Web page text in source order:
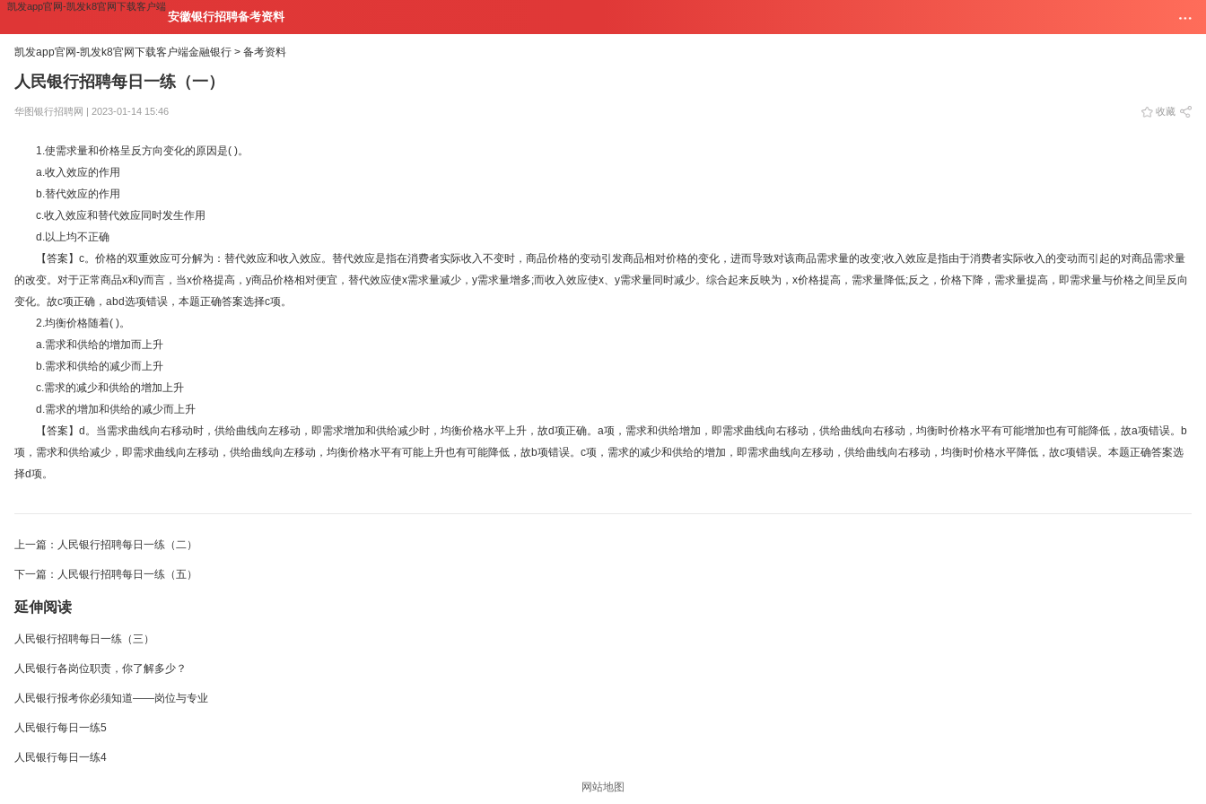
凯发app官网-凯发k8官网下载客户端
安徽银行招聘备考资料
凯发app官网-凯发k8官网下载客户端金融银行 > 备考资料
人民银行招聘每日一练（一）
华图银行招聘网 | 2023-01-14 15:46 收藏
1.使需求量和价格呈反方向变化的原因是( )。
a.收入效应的作用
b.替代效应的作用
c.收入效应和替代效应同时发生作用
d.以上均不正确
【答案】c。价格的双重效应可分解为：替代效应和收入效应。替代效应是指在消费者实际收入不变时，商品价格的变动引发商品相对价格的变化，进而导致对该商品需求量的改变;收入效应是指由于消费者实际收入的变动而引起的对商品需求量
的改变。对于正常商品x和y而言，当x价格提高，y商品价格相对便宜，替代效应使x需求量减少，y需求量增多;而收入效应使x、y需求量同时减少。综合起来反映为，x价格提高，需求量降低;反之，价格下降，需求量提高，即需求量与价格之间呈反向
变化。故c项正确，abd选项错误，本题正确答案选择c项。
2.均衡价格随着( )。
a.需求和供给的增加而上升
b.需求和供给的减少而上升
c.需求的减少和供给的增加上升
d.需求的增加和供给的减少而上升
【答案】d。当需求曲线向右移动时，供给曲线向左移动，即需求增加和供给减少时，均衡价格水平上升，故d项正确。a项，需求和供给增加，即需求曲线向右移动，供给曲线向右移动，均衡时价格水平有可能增加也有可能降低，故a项错误。b
项，需求和供给减少，即需求曲线向左移动，供给曲线向左移动，均衡价格水平有可能上升也有可能降低，故b项错误。c项，需求的减少和供给的增加，即需求曲线向左移动，供给曲线向右移动，均衡时价格水平降低，故c项错误。本题正确答案选
择d项。
上一篇：人民银行招聘每日一练（二）
下一篇：人民银行招聘每日一练（五）
延伸阅读
人民银行招聘每日一练（三）
人民银行各岗位职责，你了解多少？
人民银行报考你必须知道——岗位与专业
人民银行每日一练5
人民银行每日一练4
网站地图